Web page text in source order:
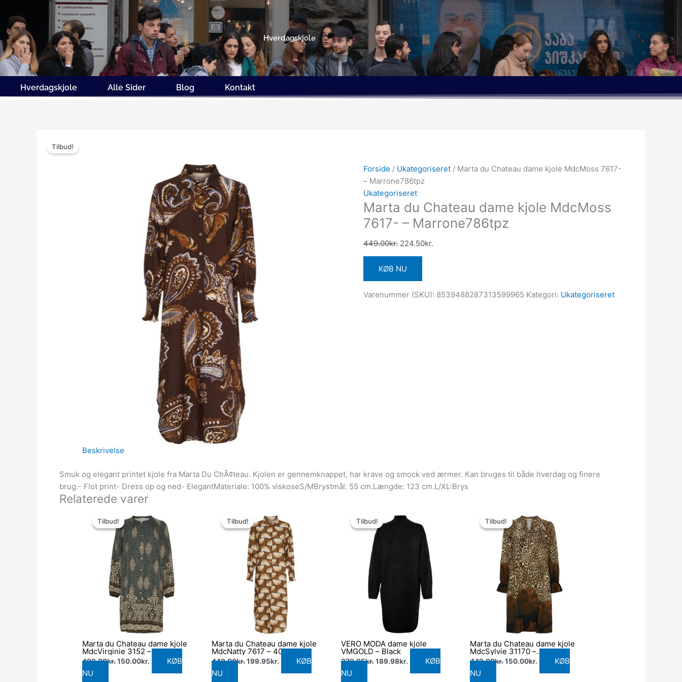
indholdet
Hverdagskjole
Hverdagskjole Alle Sider Blog Kontakt
Tilbud!
Forside / Ukategoriseret / Marta du Chateau dame kjole MdcMoss 7617-
– Marrone786tpz
Ukategoriseret
Marta du Chateau dame kjole MdcMoss
7617- – Marrone786tpz
449.00kr.
var:
449.00kr..
224.50kr.
er:
KØB NU
Varenummer (SKU): 8539488287313599965 Kategori: Ukategoriseret
Beskrivelse
Smuk og elegant printet kjole fra Marta Du ChÃ¢teau. Kjolen er gennemknappet, har krave og smock ved ærmer. Kan bruges til både hverdag og finere
brug.- Flot print- Dress op og ned- ElegantMateriale: 100% viskoseS/MBrystmål: 55 cm.Længde: 123 cm.L/XL:Brys
Relaterede varer
Tilbud!
Tilbud!
Marta du Chateau dame kjole
MdcVirginie 3152 –
GrigioPL039DB
499.00kr.
oprindelige
pris
var:
499.00kr..
150.00kr.
aktuelle
pris
er:
150.00kr..
KØB
NU
Tilbud!
Tilbud!
Marta du Chateau dame kjole
MdcNatty 7617 – 4024
449.00kr.
oprindelige
pris
var:
449.00kr..
199.95kr.
aktuelle
pris
er:
199.95kr..
KØB
NU
Tilbud!
Tilbud!
VERO MODA dame kjole
VMGOLD – Black
379.95kr.
oprindelige
pris
var:
189.98kr.
aktuelle
pris
189.98kr..
KØB
NU
Tilbud!
Tilbud!
Marta du Chateau dame kjole
MdcSylvie 31170 –
Tabacco2575M9
449.00kr.
oprindelige
pris
var:
449.00kr..
150.00kr.
aktuelle
pris
er:
150.00kr..
KØB
NU